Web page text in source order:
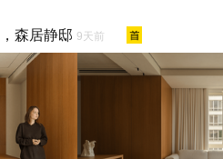
森居静邸 9天前